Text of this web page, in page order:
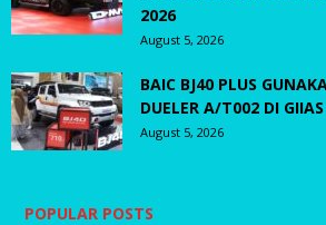
2026
August 5, 2026
BAIC BJ40 PLUS
DUELER A/T002 DI
August 5, 2026
POPULAR POSTS